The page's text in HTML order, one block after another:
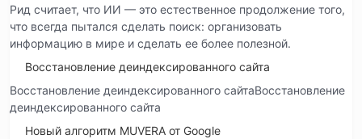
Рид считает, что ИИ — это естественное продолжение того,
что всегда пытался сделать поиск: организовать
информацию в мире и сделать ее более полезной.
Восстановление деиндексированного сайта
Восстановление деиндексированного сайтаВосстановление
деиндексированного сайта
Новый алгоритм MUVERA от Google